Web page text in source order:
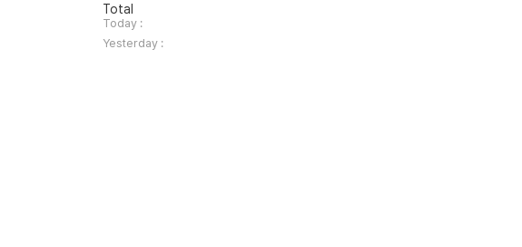
방
문
자
수
Total
Today :
Yesterday :